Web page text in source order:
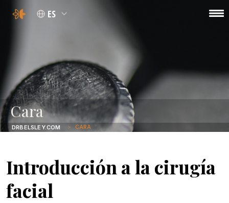
ES
Cara
DRBELSLEY.COM CARA
Introducción a la cirugía
facial